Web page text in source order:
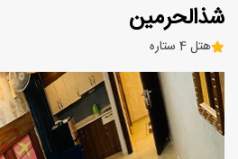
شذالحرمین
هتل 4 ستاره